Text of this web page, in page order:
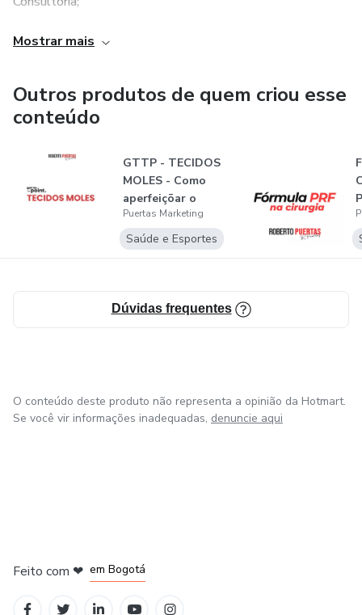
Produção do curso;
Conquista do público (leads e redes sociais);
Conquista de autoridade;
Criação e otimização de Funil de Vendas;
Inbound Marketing;
Copywriter.
Mostrar mais
Outros produtos de quem criou esse
conteúdo
GTTP - TECIDOS
MOLES - Como
aperfeiçõar o
tecido mole péri i...
Puertas Marketing
Saúde e Esportes
Dúvidas frequentes
O conteúdo deste produto não representa a opinião da Hotmart.
Se você vir informações inadequadas, denuncie aqui
Feito com ❤ em Bogotá